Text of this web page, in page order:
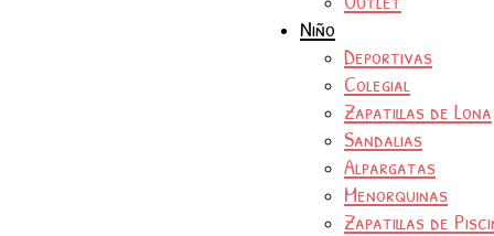
Niño
Deportivas
Colegial
Zapatillas de Lona
Sandalias
Alpargatas
Menorquinas
Zapatillas de